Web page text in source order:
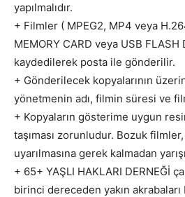
yapılmalıdır.
+ Filmler ( MPEG2, MP4 veya
MEMORY CARD veya USB FLASH
kaydedilerek posta ile gönderilir.
+ Gönderilecek kopyalarının
yönetmenin adı, filmin süresi ve
+ Kopyaların gösterime uygun
taşıması zorunludur. Bozuk filmler,
uyarılmasına gerek kalmadan
+ 65+ YAŞLI HAKLARI DERNEĞİ
birinci dereceden yakın akrabaları